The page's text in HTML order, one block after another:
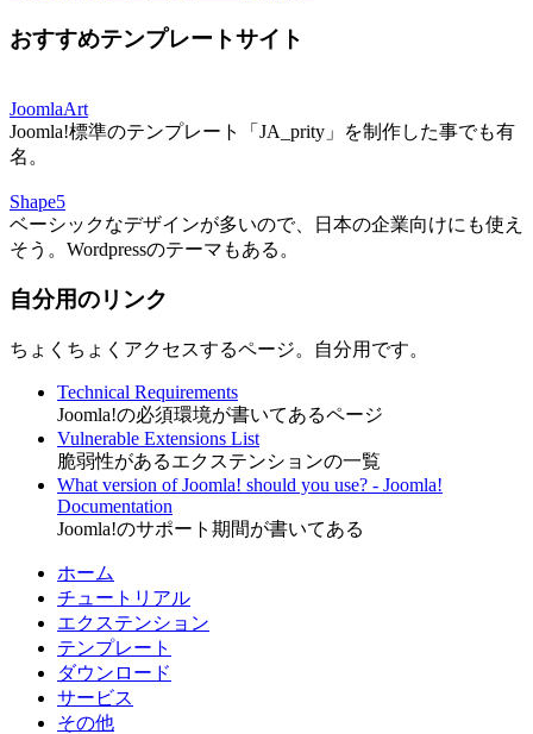
おすすめテンプレートサイト
JoomlaArt
Joomla!標準のテンプレート「JA_prity」を制作した事でも有
名。
Shape5
ベーシックなデザインが多いので、日本の企業向けにも使え
そう。Wordpressのテーマもある。
自分用のリンク
ちょくちょくアクセスするページ。自分用です。
Technical Requirements
Joomla!の必須環境が書いてあるページ
Vulnerable Extensions List
脆弱性があるエクステンションの一覧
What version of Joomla! should you use? - Joomla!
Documentation
Joomla!のサポート期間が書いてある
ホーム
チュートリアル
エクステンション
テンプレート
ダウンロード
サービス
その他